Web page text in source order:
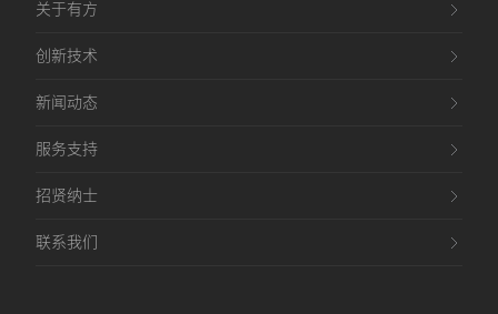
关于有方
创新技术
新闻动态
服务支持
招贤纳士
联系我们